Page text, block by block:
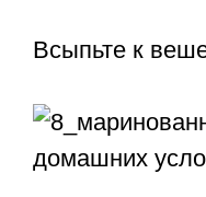
Всыпьте к